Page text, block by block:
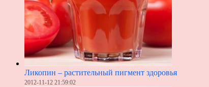
Ликопин – растительный пигмент здоровья
2012-11-12 21:59:02